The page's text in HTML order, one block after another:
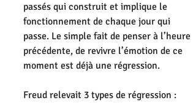
passés qui construit et implique le
fonctionnement de chaque jour qui
passe. Le simple fait de penser à l’heure
précédente, de revivre l’émotion de ce
moment est déjà une régression.
Freud relevait 3 types de régression :